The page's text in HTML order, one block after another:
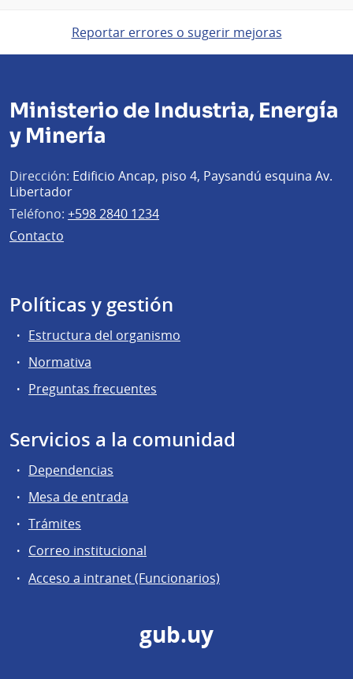
Reportar errores o sugerir mejoras
Ministerio de Industria, Energía
y Minería
Dirección: Edificio Ancap, piso 4, Paysandú esquina Av.
Libertador
Teléfono: +598 2840 1234
Contacto
Políticas y gestión
Estructura del organismo
Normativa
Preguntas frecuentes
Servicios a la comunidad
Dependencias
Mesa de entrada
Trámites
Correo institucional
Acceso a intranet (Funcionarios)
gub.uy